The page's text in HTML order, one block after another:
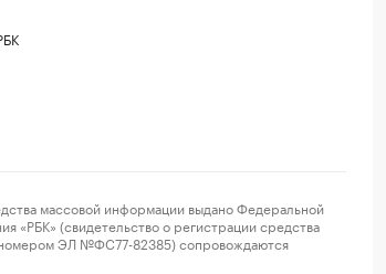
массовой информации выдано Федеральной
«РБК» (свидетельство о регистрации средства
номером ЭЛ №ФС77-82385) сопровождаются